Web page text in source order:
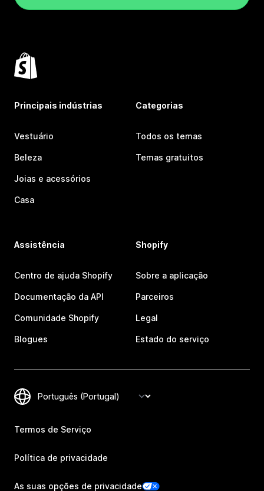
Principais indústrias
Vestuário
Beleza
Joias e acessórios
Casa
Categorias
Todos os temas
Temas gratuitos
Assistência
Centro de ajuda Shopify
Documentação da API
Comunidade Shopify
Blogues
Shopify
Sobre a aplicação
Parceiros
Legal
Estado do serviço
Termos de Serviço
Política de privacidade
As suas opções de privacidade